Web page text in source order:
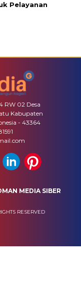
Pelayanan
RW 02 Desa
Kabupaten
- 43364
MEDIA SIBER
RESERVED